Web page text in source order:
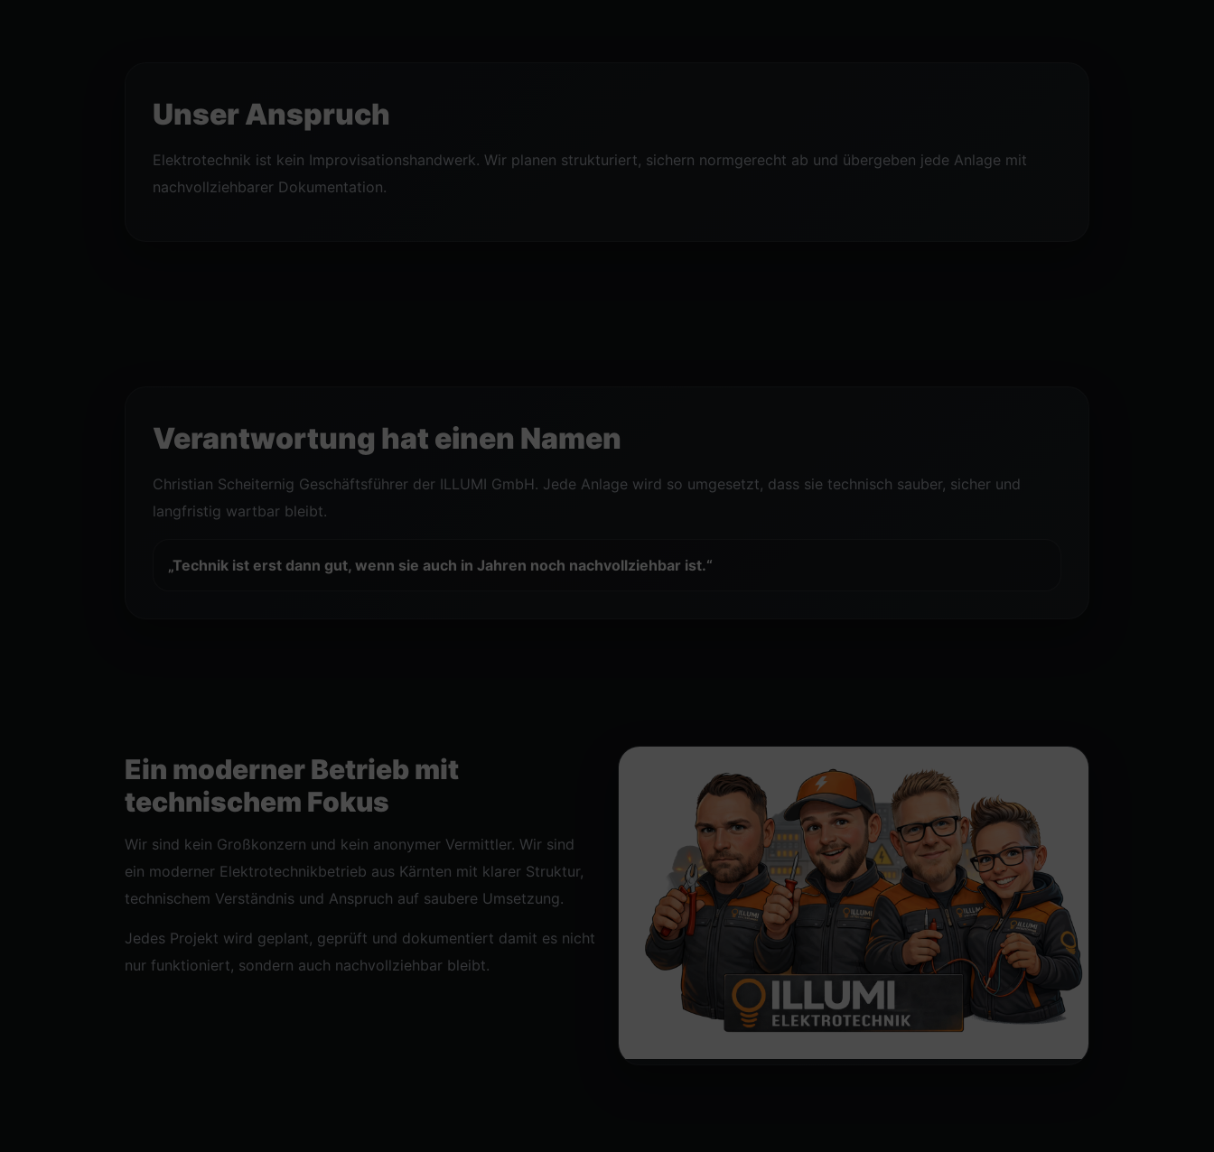
Unser Anspruch
Elektrotechnik ist kein Improvisationshandwerk. Wir planen strukturiert, sichern normgerecht ab und übergeben jede Anlage mit
nachvollziehbarer Dokumentation.
Verantwortung hat einen Namen
Christian Scheiternig Geschäftsführer der ILLUMI GmbH. Jede Anlage wird so umgesetzt, dass sie technisch sauber, sicher und
langfristig wartbar bleibt.
„Technik ist erst dann gut, wenn sie auch in Jahren noch nachvollziehbar ist.“
Ein moderner Betrieb mit
technischem Fokus
Wir sind kein Großkonzern und kein anonymer Vermittler. Wir sind
ein moderner Elektrotechnikbetrieb aus Kärnten mit klarer Struktur,
technischem Verständnis und Anspruch auf saubere Umsetzung.
Jedes Projekt wird geplant, geprüft und dokumentiert damit es nicht
nur funktioniert, sondern auch nachvollziehbar bleibt.